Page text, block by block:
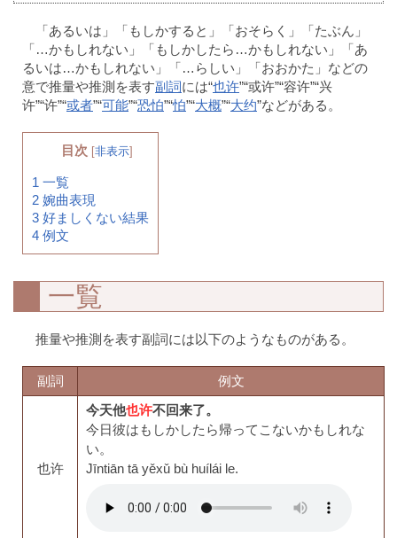
「あるいは」「もしかすると」「おそらく」「たぶん」
「…かもしれない」「もしかしたら…かもしれない」「あ
るいは…かもしれない」「…らしい」「おおかた」などの
意で推量や推測を表す副詞には“也许”“或许”“容许”“兴
许”“许”“或者”“可能”“恐怕”“怕”“大概”“大约”などがある。
目次 [非表示]
1 一覧
2 婉曲表現
3 好ましくない結果
4 例文
一覧
推量や推測を表す副詞には以下のようなものがある。
副詞 例文
也许
今天他也许不回来了。
今日彼はもしかしたら帰ってこないかもしれな
い。
Jīntiān tā yěxǔ bù huílái le.